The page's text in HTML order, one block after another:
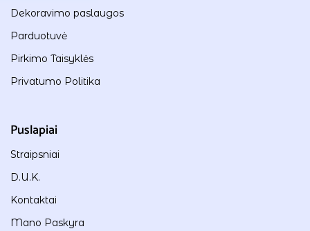
Dekoravimo paslaugos
Parduotuvė
Pirkimo Taisyklės
Privatumo Politika
Puslapiai
Straipsniai
D.U.K.
Kontaktai
Mano Paskyra